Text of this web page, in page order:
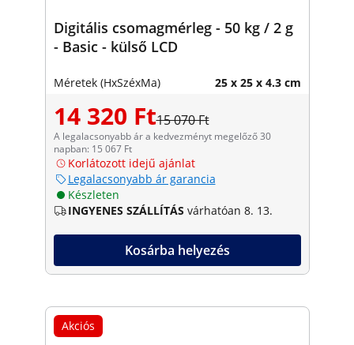
Digitális csomagmérleg - 50 kg / 2 g
- Basic - külső LCD
Méretek (HxSzéxMa) 25 x 25 x 4.3 cm
14 320 Ft15 070 Ft
A legalacsonyabb ár a kedvezményt megelőző 30
napban: 15 067 Ft
Korlátozott idejű ajánlat
Legalacsonyabb ár garancia
Készleten
INGYENES SZÁLLÍTÁS várhatóan 8. 13.
Kosárba helyezés
Akciós